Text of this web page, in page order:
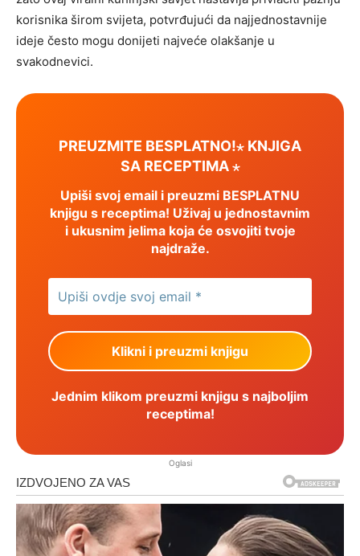
korisnika širom svijeta, potvrđujući da najjednostavnije
ideje često mogu donijeti najveće olakšanje u
svakodnevici.
PREUZMITE BESPLATNO!⋆ KNJIGA
SA RECEPTIMA ⋆
Upiši svoj email i preuzmi BESPLATNU
knjigu s receptima! Uživaj u jednostavnim
i ukusnim jelima koja će osvojiti tvoje
najdraže.
Jednim klikom preuzmi knjigu s najboljim
receptima!
Oglasi